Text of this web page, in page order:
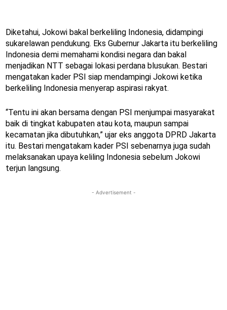
Diketahui, Jokowi bakal berkeliling Indonesia, didampingi
sukarelawan pendukung. Eks Gubernur Jakarta itu berkeliling
Indonesia demi memahami kondisi negara dan bakal
menjadikan NTT sebagai lokasi perdana blusukan. Bestari
mengatakan kader PSI siap mendampingi Jokowi ketika
berkeliling Indonesia menyerap aspirasi rakyat.
“Tentu ini akan bersama dengan PSI menjumpai masyarakat
baik di tingkat kabupaten atau kota, maupun sampai
kecamatan jika dibutuhkan,” ujar eks anggota DPRD Jakarta
itu. Bestari mengatakam kader PSI sebenarnya juga sudah
melaksanakan upaya keliling Indonesia sebelum Jokowi
terjun langsung.
- Advertisement -